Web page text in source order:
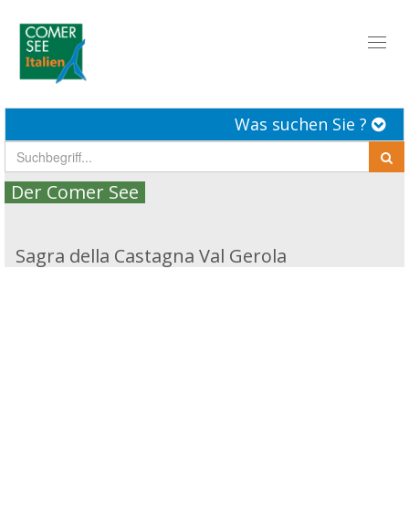
Was suchen Sie ?
Der Comer See
Sagra della Castagna Val Gerola